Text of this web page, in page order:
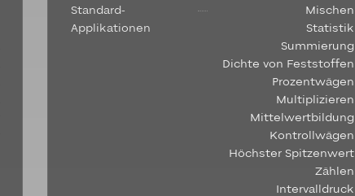
Standard-
Applikationen
Mischen
Statistik
Summierung
Dichte von Feststoffen
Prozentwägen
Multiplizieren
Mittelwertbildung
Kontrollwägen
Höchster Spitzenwert
Zählen
Intervalldruck